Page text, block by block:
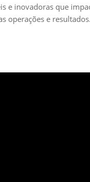
e inovadoras que
operações e resultados.